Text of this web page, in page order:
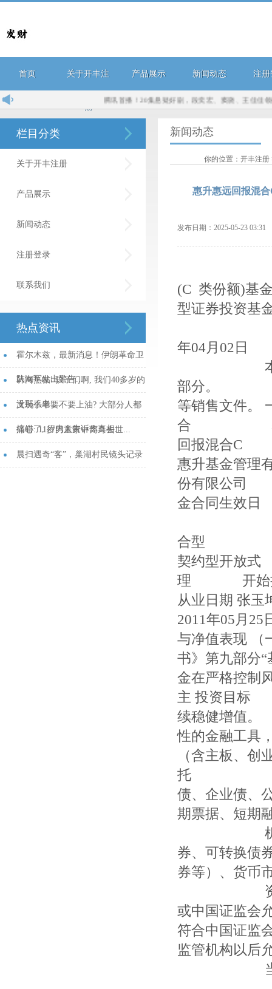
首页 关于开丰注
册
产品展示 新闻动态 注册
腾讯首播！20集悬疑好剧，段奕宏、窦骁、王佳佳领衔，值得
栏目分类
关于开丰注册
产品展示
新闻动态
注册登录
联系我们
热点资讯
霍尔木兹，最新消息！伊朗革命卫
队海军发出警告...
韩网热帖: 孩子们啊, 我们40多岁的
没那么老!...
文玩手串要不要上油? 大部分人都
搞错了, 行内人告诉你真相...
痛心: 11岁男童家中离奇去世...
晨扫遇奇“客”，巢湖村民镜头记录
新闻动态
你的位置： 开丰注册
惠升惠远回报混
发布日期：2025-05-23
(C 类份额)
型证券投资基
年04月
本概要提
部分。 作
等销售文件
合 基金
回报混合
惠升基金管
份有
金合同生
合型
契约型开
理 开始
从业日
2011年05月
与净值表现 （
书》第九
金在严格控制
主 投资目
续稳健增
性的金融
（含主板、创
托 凭证）
债、企业债
期票据、短期
机构债券
券、可转换
券等）、货币
资产支持
或中国证监
符合中国证
监管机构以后
当程序后